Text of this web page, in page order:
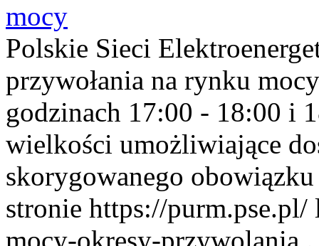
mocy
Polskie Sieci
przywołania na rynku
godzinach 17:00 - 18:00 i
wielkości umożliwiające
skorygowanego
stronie https://